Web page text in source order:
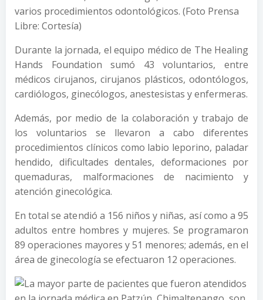
varios procedimientos odontológicos. (Foto Prensa
Libre: Cortesía)
Durante la jornada, el equipo médico de The Healing
Hands Foundation sumó 43 voluntarios, entre
médicos cirujanos, cirujanos plásticos, odontólogos,
cardiólogos, ginecólogos, anestesistas y enfermeras.
Además, por medio de la colaboración y trabajo de
los voluntarios se llevaron a cabo diferentes
procedimientos clínicos como labio leporino, paladar
hendido, dificultades dentales, deformaciones por
quemaduras, malformaciones de nacimiento y
atención ginecológica.
En total se atendió a 156 niños y niñas, así como a 95
adultos entre hombres y mujeres. Se programaron
89 operaciones mayores y 51 menores; además, en el
área de ginecología se efectuaron 12 operaciones.